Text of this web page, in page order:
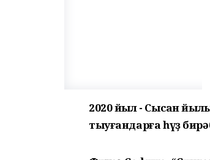
2020 йыл - Сысҡан
тыуғандарға һүҙ